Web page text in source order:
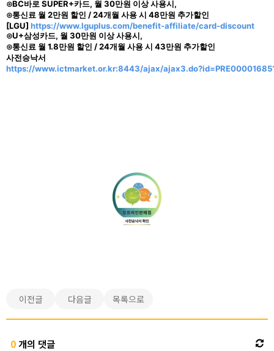
⊙BC바로 SUPER+카드, 월 30만원 이상 사용시,
⊙통신료 월 2만원 할인 / 24개월 사용 시 48만원 추가할인
[LGU] https://www.lguplus.com/benefit-affiliate/card-discount
⊙U+삼성카드, 월 30만원 이상 사용시,
⊙통신료 월 1.8만원 할인 / 24개월 사용 시 43만원 추가할인
사전승낙서
https://www.ictmarket.or.kr:8443/ajax/
이전글 다음글 목록으로
0개의 댓글